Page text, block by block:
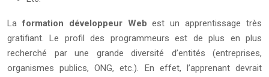
Laformation développeur Web est un apprentissage très
gratifiant. Le profil des programmeurs est de plus en plus
recherché par une grande diversité d’entités (entreprises,
organismes publics, ONG, etc.). En effet, l’apprenant devrait